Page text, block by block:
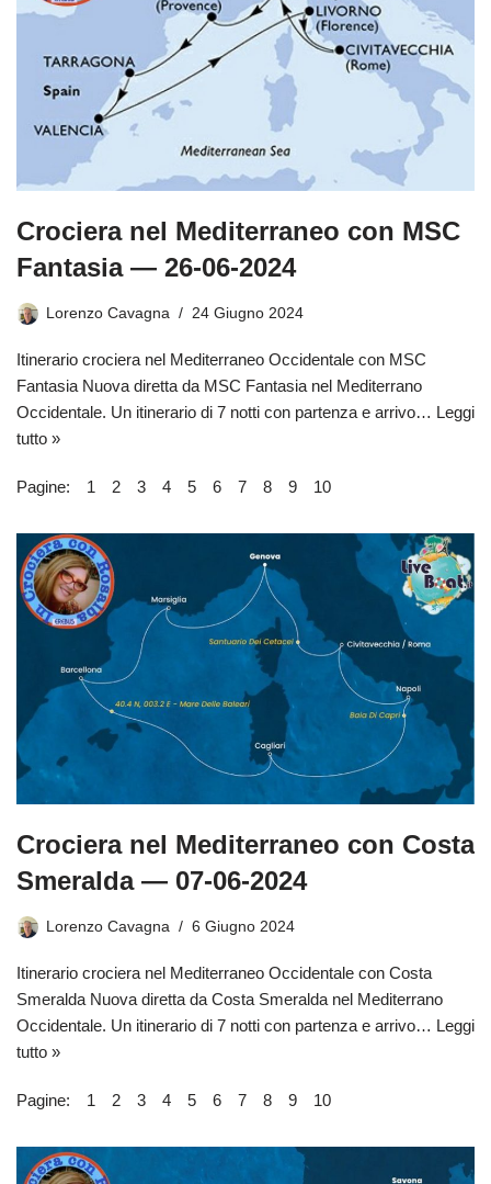
Crociera nel Mediterraneo con MSC
Fantasia — 26-06-2024
Lorenzo Cavagna 24 Giugno 2024
Itinerario crociera nel Mediterraneo Occidentale con MSC
Fantasia Nuova diretta da MSC Fantasia nel Mediterrano
Occidentale. Un itinerario di 7 notti con partenza e arrivo… Leggi
tutto »
Pagine: 1 2 3 4 5 6 7 8 9 10
Crociera nel Mediterraneo con Costa
Smeralda — 07-06-2024
Lorenzo Cavagna 6 Giugno 2024
Itinerario crociera nel Mediterraneo Occidentale con Costa
Smeralda Nuova diretta da Costa Smeralda nel Mediterrano
Occidentale. Un itinerario di 7 notti con partenza e arrivo… Leggi
tutto »
Pagine: 1 2 3 4 5 6 7 8 9 10